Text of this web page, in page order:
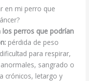
en mi perro que
los perros que podrían
pérdida de peso
para respirar,
sangrado o
crónicos, letargo y